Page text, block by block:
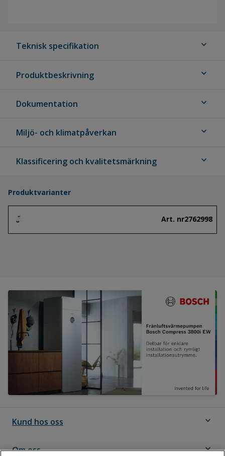
Teknisk specifikation expand_more
Produktbeskrivning expand_more
Dokumentation expand_more
Miljö- och klimatpåverkan expand_more
Klassificering och kvalitetsmärkning expand_more
Produktvarianter
Art. nr2762998
Kund hos oss expand_more
Om oss expand_more